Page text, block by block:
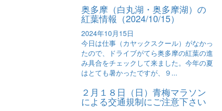
奥多摩（白丸湖・奥多摩湖）の
紅葉情報（2024/10/15）
2024年10月15日
今日は仕事（カヤックスクール）がなかっ
たので、ドライブがてら奥多摩の紅葉の進
み具合をチェックして来ました。今年の夏
はとても暑かったですが、９...
２月１８日（日）青梅マラソン
による交通規制にご注意下さい